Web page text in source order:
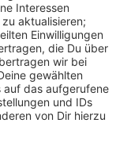
sei mit allen
Im Vorfeld
auch explizit
zu bewerben.
Anbieter
eine Perspektive